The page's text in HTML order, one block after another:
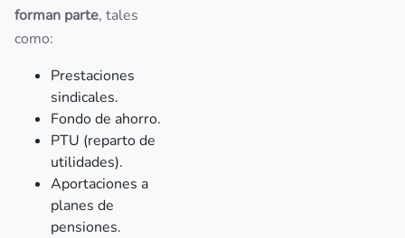
forman parte, tales
como:
Prestaciones
sindicales.
Fondo de ahorro.
PTU (reparto de
utilidades).
Aportaciones a
planes de
pensiones.